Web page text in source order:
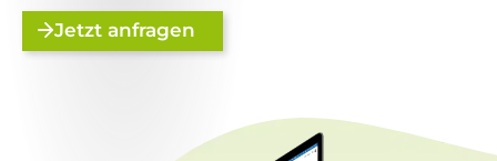
n
Jetzt anfragen